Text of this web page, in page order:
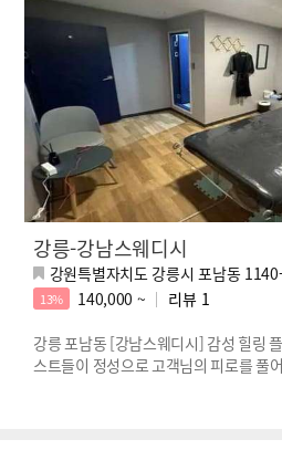
강릉-강남스웨디시
강원특별자치도 강릉시 포남동
13% 140,000 ~ 리뷰 1
강릉 포남동 [강남스웨디시] 감성 힐링
스트들이 정성으로 고객님의 피로를 풀